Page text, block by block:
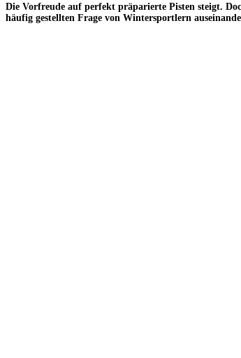
Die Vorfreude auf perfekt präparierte Pisten steigt.
häufig gestellten Frage von Wintersportlern